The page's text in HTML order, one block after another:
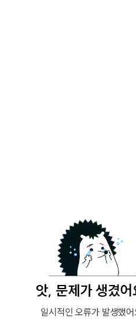
앗, 문제가 생겼어
일시적인 오류가 발생했어